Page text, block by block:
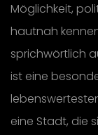
Möglichkeit,
hautnah
sprichwörtlich
ist eine
eine Stadt, die